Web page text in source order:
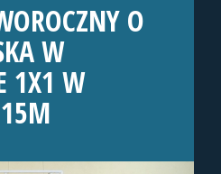
O
W
1X1 W